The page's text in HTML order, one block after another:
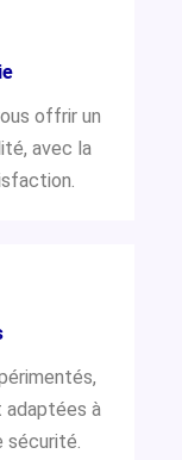
offrir un
avec la
adaptées à